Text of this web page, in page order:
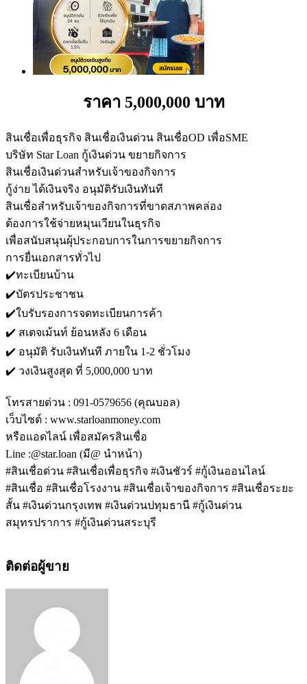
ราคา 5,000,000 บาท
สินเชื่อเพื่อธุรกิจ สินเชื่อเงินด่วน สินเชื่อOD เพื่อSME
บริษัท Star Loan กู้เงินด่วน ขยายกิจการ
สินเชื่อเงินด่วนสำหรับเจ้าของกิจการ
กู้ง่าย ได้เงินจริง อนุมัติรับเงินทันที
สินเชื่อสำหรับเจ้าของกิจการที่ขาดสภาพคล่อง
ต้องการใช้จ่ายหมุนเวียนในธุรกิจ
เพื่อสนับสนุนผุ้ประกอบการในการขยายกิจการ
การยื่นเอกสารทั่วไป
✔️ทะเบียนบ้าน
✔️บัตรประชาชน
✔️ใบรับรองการจดทะเบียนการค้า
✔️ สเตจเม้นท์ ย้อนหลัง 6 เดือน
✔️ อนุมัติ รับเงินทันที ภายใน 1-2 ชั่วโมง
✔️ วงเงินสูงสุด ที่ 5,000,000 บาท
โทรสายด่วน : 091-0579656 (คุณบอล)
เว็บไซต์ : www.starloanmoney.com
หรือแอดไลน์ เพื่อสมัครสินเชื่อ
Line :@star.loan (มี@ นำหน้า)
#สินเชื่อด่วน #สินเชื่อเพื่อธุรกิจ #เงินชัวร์ #กู้เงินออนไลน์
#สินเชื่อ #สินเชื่อโรงงาน #สินเชื่อเจ้าของกิจการ #สินเชื่อระยะ
สั้น #เงินด่วนกรุงเทพ #เงินด่วนปทุมธานี #กู้เงินด่วน
สมุทรปราการ #กู้เงินด่วนสระบุรี
ติดต่อผู้ขาย